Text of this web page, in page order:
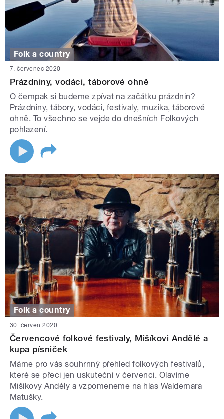
Folk a country
7. červenec 2020
Prázdniny, vodáci, táborové ohně
O čempak si budeme zpívat na začátku prázdnin?
Prázdniny, tábory, vodáci, festivaly, muzika, táborové
ohně. To všechno se vejde do dnešních Folkových
pohlazení.
Folk a country
30. červen 2020
Červencové folkové festivaly, Mišíkovi Andělé a
kupa písniček
Máme pro vás souhrnný přehled folkových festivalů,
které se přeci jen uskuteční v červenci. Olavíme
Mišíkovy Anděly a vzpomeneme na hlas Waldemara
Matušky.